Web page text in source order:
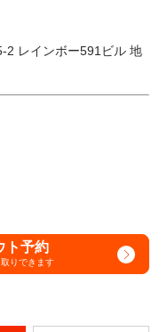
2 レインボー591ビル 地
ト予約
りできます